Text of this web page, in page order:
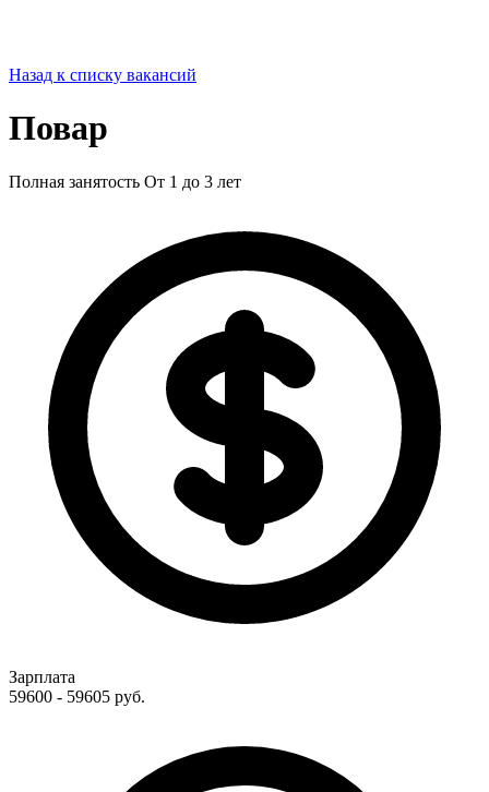
Назад к списку вакансий
Повар
Полная занятость От 1 до 3 лет
Зарплата
59600 - 59605 руб.